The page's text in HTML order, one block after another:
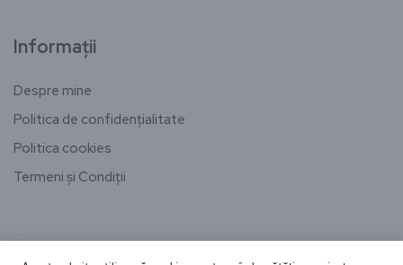
Informații
Despre mine
Politica de confidențialitate
Politica cookies
Termeni și Condiții